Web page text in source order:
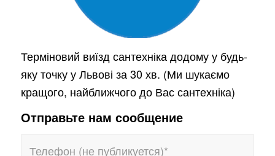
Терміновий виїзд сантехніка додому у будь-
яку точку у Львові за 30 хв. (Ми шукаємо
кращого, найближчого до Вас сантехніка)
Отправьте нам сообщение